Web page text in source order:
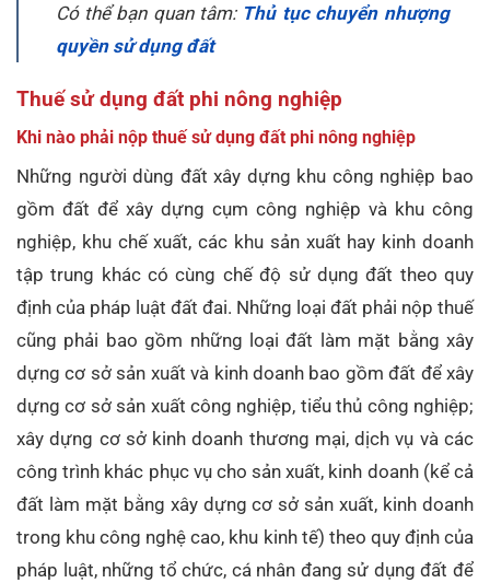
Có thể bạn quan tâm: Thủ tục chuyển nhượng
quyền sử dụng đất
Thuế sử dụng đất phi nông nghiệp
Khi nào phải nộp thuế sử dụng đất phi nông nghiệp
Những người dùng đất xây dựng khu công nghiệp bao
gồm đất để xây dựng cụm công nghiệp và khu công
nghiệp, khu chế xuất, các khu sản xuất hay kinh doanh
tập trung khác có cùng chế độ sử dụng đất theo quy
định của pháp luật đất đai. Những loại đất phải nộp thuế
cũng phải bao gồm những loại đất làm mặt bằng xây
dựng cơ sở sản xuất và kinh doanh bao gồm đất để xây
dựng cơ sở sản xuất công nghiệp, tiểu thủ công nghiệp;
xây dựng cơ sở kinh doanh thương mại, dịch vụ và các
công trình khác phục vụ cho sản xuất, kinh doanh (kể cả
đất làm mặt bằng xây dựng cơ sở sản xuất, kinh doanh
trong khu công nghệ cao, khu kinh tế) theo quy định của
pháp luật, những tổ chức, cá nhân đang sử dụng đất để